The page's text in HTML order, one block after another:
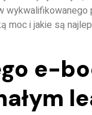
wykwalifikowanego
moc i jakie są
e-